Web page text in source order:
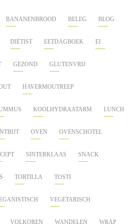
BANANENBROOD BELEG BLOG
DIËTIST EETDAGBOEK EI
GEZOND GLUTENVRIJ
HAVERMOUTREEP
KOOLHYDRAATARM LUNCH
OVEN OVENSCHOTEL
SINTERKLAAS SNACK
TORTILLA TOSTI
VEGETARISCH
VOLKOREN WANDELEN WRAP